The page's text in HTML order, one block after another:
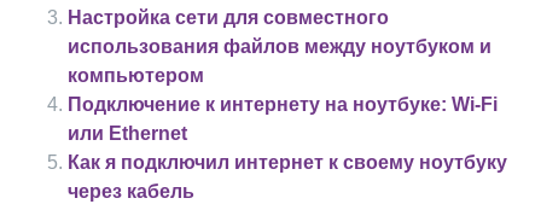
Настройка сети для совместного
использования файлов между ноутбуком и
компьютером
Подключение к интернету на ноутбуке: Wi-Fi
или Ethernet
Как я подключил интернет к своему ноутбуку
через кабель